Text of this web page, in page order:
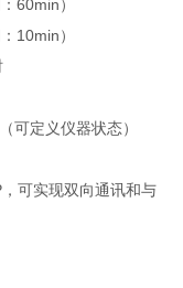
60min）
10min）
可定义仪器状态）
可实现双向通讯和与